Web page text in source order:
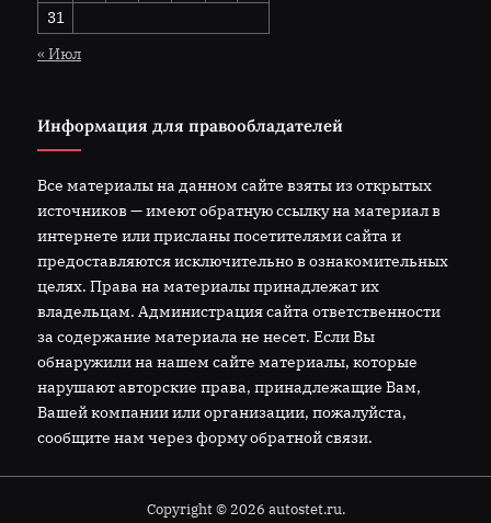
31
« Июл
Информация для правообладателей
Все материалы на данном сайте взяты из открытых
источников — имеют обратную ссылку на материал в
интернете или присланы посетителями сайта и
предоставляются исключительно в ознакомительных
целях. Права на материалы принадлежат их
владельцам. Администрация сайта ответственности
за содержание материала не несет. Если Вы
обнаружили на нашем сайте материалы, которые
нарушают авторские права, принадлежащие Вам,
Вашей компании или организации, пожалуйста,
сообщите нам через форму обратной связи.
Copyright © 2026 autostet.ru.